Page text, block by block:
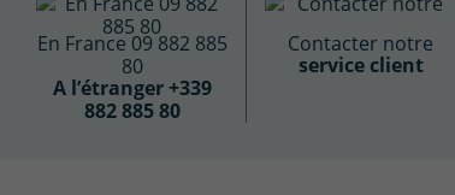
En France 09 882 885
80
A l’étranger +339
882 885 80
Contacter notre
service client